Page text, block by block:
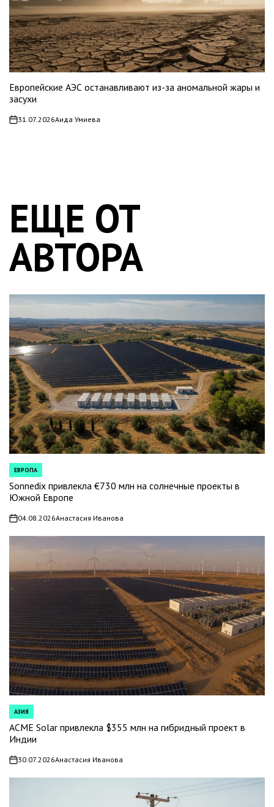
Европейские АЭС останавливают из-за аномальной жары и
засухи
on31.07.2026Аида Умиева
ЕЩЕ ОТ
АВТОРА
POSTED
IN
ЕВРОПА
Sonnedix привлекла €730 млн на солнечные проекты в
Южной Европе
on04.08.2026Анастасия Иванова
POSTED
IN
АЗИЯ
ACME Solar привлекла $355 млн на гибридный проект в
Индии
on30.07.2026Анастасия Иванова